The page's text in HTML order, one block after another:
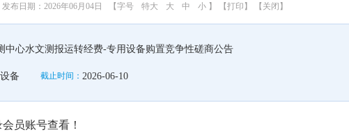
发布日期：2026年06月04日 【字号 特大 大 中 小】 【打印】 【关闭】
中心水文测报运转经费-专用设备购置竞争性磋商公告
备 截止时间： 2026-06-10
员账号查看！